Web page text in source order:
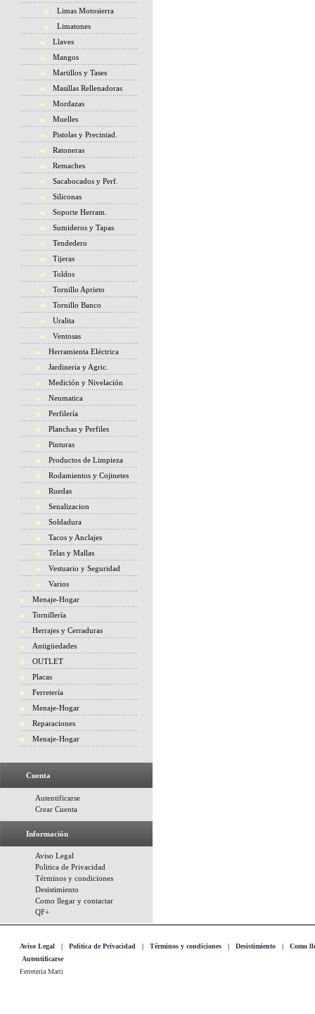
Limas Motosierra
Limatones
Llaves
Mangos
Martillos y Tases
Masillas Rellenadoras
Mordazas
Muelles
Pistolas y Precintad.
Ratoneras
Remaches
Sacabocados y Perf.
Siliconas
Soporte Herram.
Sumideros y Tapas
Tendedero
Tijeras
Toldos
Tornillo Aprieto
Tornillo Banco
Uralita
Ventosas
Herramienta Eléctrica
Jardineria y Agric.
Medición y Nivelación
Neumatica
Perfilería
Planchas y Perfiles
Pinturas
Productos de Limpieza
Rodamientos y Cojinetes
Ruedas
Senalizacion
Soldadura
Tacos y Anclajes
Telas y Mallas
Vestuario y Seguridad
Varios
Menaje-Hogar
Tornillería
Herrajes y Cerraduras
Antigüedades
OUTLET
Placas
Ferretería
Menaje-Hogar
Reparaciones
Menaje-Hogar
Cuenta
Autentificarse
Crear Cuenta
Información
Aviso Legal
Politica de Privacidad
Términos y condiciones
Desistimiento
Como llegar y contactar
QF+
Aviso Legal | Politica de Privacidad | Términos y condiciones | Desistimiento | Como
Autentificarse
Ferreteria Marti